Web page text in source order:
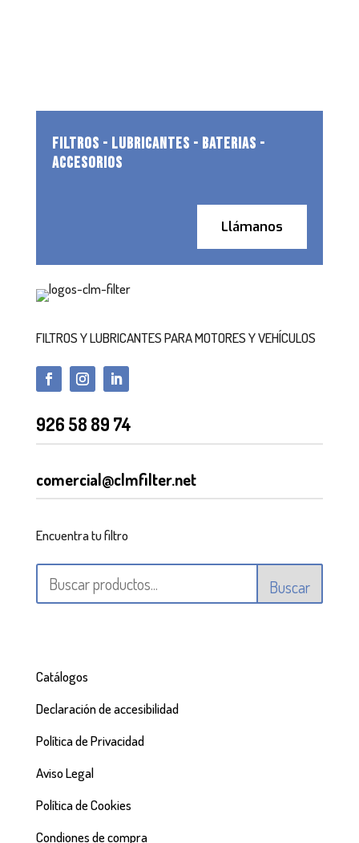
FILTROS - LUBRICANTES - BATERIAS -
ACCESORIOS
Llámanos
FILTROS Y LUBRICANTES PARA MOTORES Y VEHÍCULOS
926 58 89 74
comercial@clmfilter.net
Encuentra tu filtro
Buscar
Catálogos
Declaración de accesibilidad
Política de Privacidad
Aviso Legal
Política de Cookies
Condiones de compra